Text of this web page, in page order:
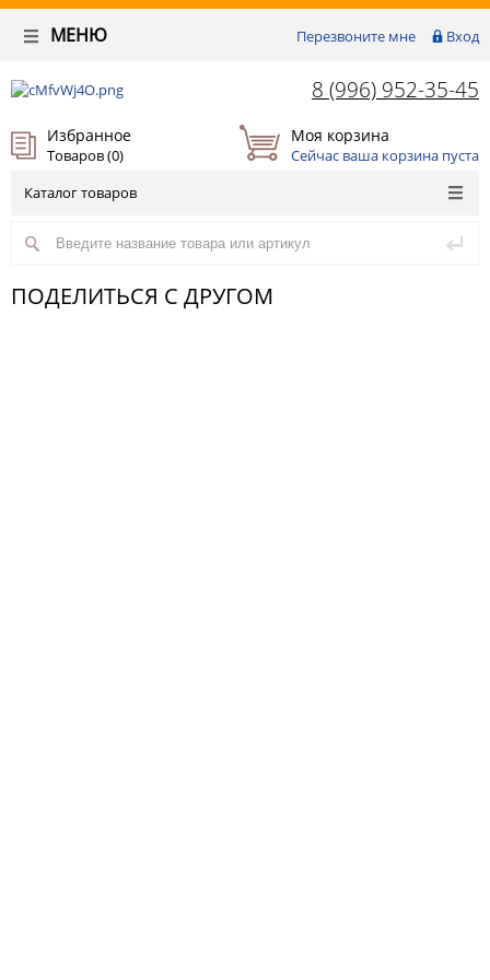
Перезвоните мне Вход
МЕНЮ
8 (996) 952-35-45
Избранное
Товаров (0)
Моя корзина
Сейчас ваша корзина пуста
Каталог товаров
ПОДЕЛИТЬСЯ С ДРУГОМ